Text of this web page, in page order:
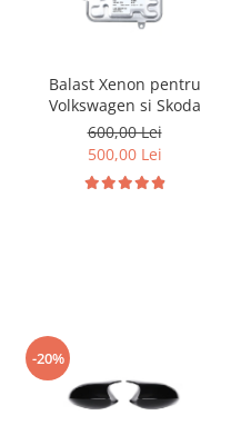
Eleron Portbagaj
Balast Xenon pentru
Volkswagen si Skoda
600,00 Lei
500,00 Lei
-20%